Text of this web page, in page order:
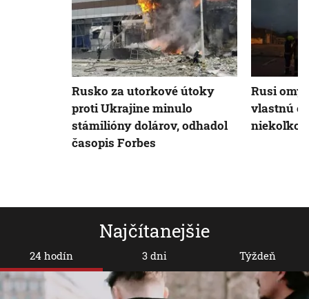
Najčítanejšie
24 hodín 3 dni Týždeň
Rusko za utorkové útoky
proti Ukrajine minulo
stámilióny dolárov, odhadol
časopis Forbes
Rusi
vlastnú
niekoľko